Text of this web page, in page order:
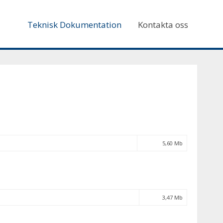
Teknisk Dokumentation Kontakta oss
5,60 Mb
3,47 Mb